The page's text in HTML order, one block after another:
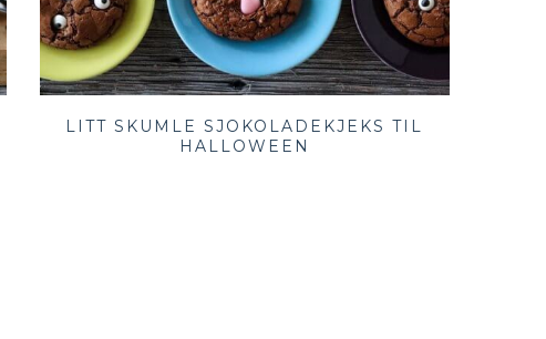
LITT SKUMLE SJOKOLADEKJEKS TIL
HALLOWEEN